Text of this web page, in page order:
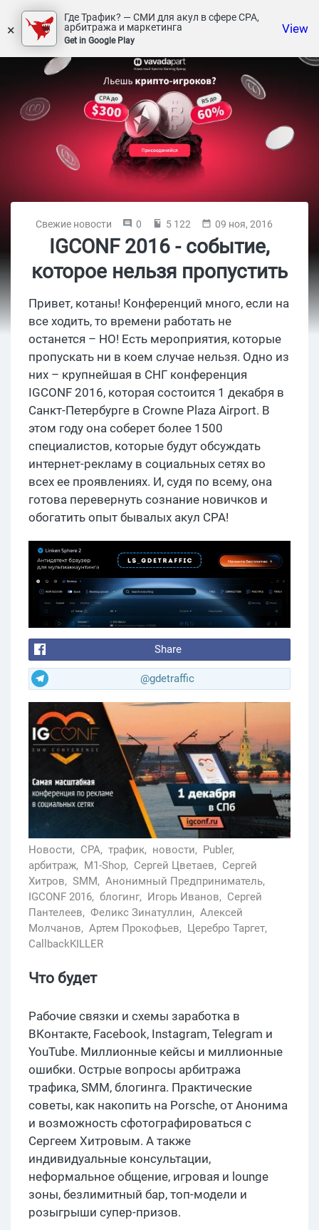
×
Где Трафик? — СМИ для акул в сфере СРА,
арбитража и маркетинга
Get in Google Play
View
Свежие новости 0 5 122 09 ноя, 2016
IGCONF 2016 - событие,
которое нельзя пропустить
Привет, котаны! Конференций много, если на
все ходить, то времени работать не
останется – НО! Есть мероприятия, которые
пропускать ни в коем случае нельзя. Одно из
них – крупнейшая в СНГ конференция
IGCONF 2016, которая состоится 1 декабря в
Санкт-Петербурге в Crowne Plaza Airport. В
этом году она соберет более 1500
специалистов, которые будут обсуждать
интернет-рекламу в социальных сетях во
всех ее проявлениях. И, судя по всему, она
готова перевернуть сознание новичков и
обогатить опыт бывалых акул CPA!
Share
@gdetraffic
Новости, CPA, трафик, новости, Publer,
арбитраж, M1-Shop, Сергей Цветаев, Сергей
Хитров, SMM, Анонимный Предприниматель,
IGCONF 2016, блогинг, Игорь Иванов, Сергей
Пантелеев, Феликс Зинатуллин, Алексей
Молчанов, Артем Прокофьев, Церебро Таргет,
CallbackKILLER
Что будет
Рабочие связки и схемы заработка в
ВКонтакте, Facebook, Instagram, Telegram и
YouTube. Миллионные кейсы и миллионные
ошибки. Острые вопросы арбитража
трафика, SMM, блогинга. Практические
советы, как накопить на Porsche, от Анонима
и возможность сфотографироваться с
Сергеем Хитровым. А также
индивидуальные консультации,
неформальное общение, игровая и lounge
зоны, безлимитный бар, топ-модели и
розыгрыши супер-призов.